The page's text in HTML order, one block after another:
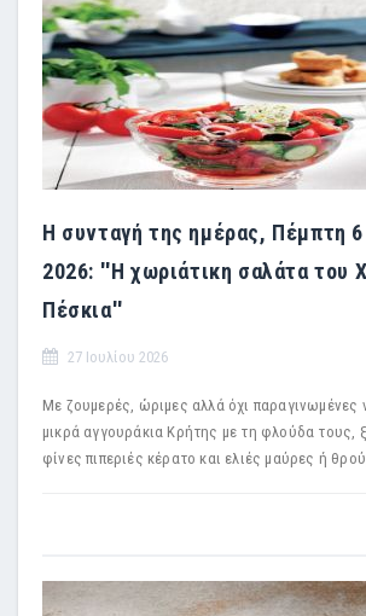
Η συνταγή της ημέρας, Πέμπτη
2026: ''Η χωριάτικη σαλάτα του
Πέσκια''
27 Ιουλίου 2026
Με ζουμερές, ώριμες αλλά όχι παραγινωμένες
μικρά αγγουράκια Κρήτης με τη φλούδα τους,
φίνες πιπεριές κέρατο και ελιές μαύρες ή